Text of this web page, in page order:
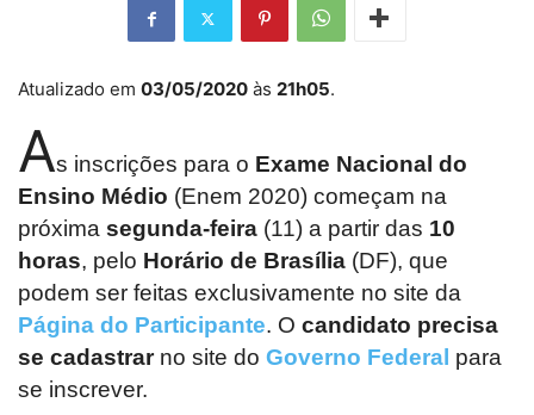
Atualizado em 03/05/2020 às 21h05.
As inscrições para o Exame Nacional do
Ensino Médio (Enem 2020) começam na
próxima segunda-feira (11) a partir das 10
horas, pelo Horário de Brasília (DF), que
podem ser feitas exclusivamente no site da
Página do Participante. O candidato precisa
se cadastrarno site do Governo Federal para
se inscrever.